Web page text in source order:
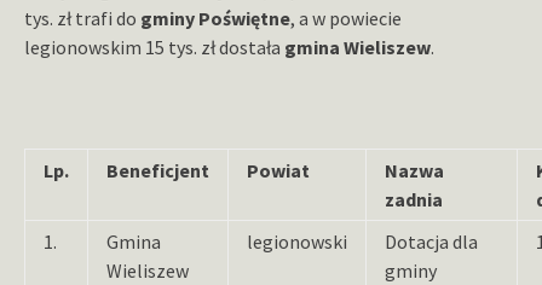
tys. zł trafi do gminy Poświętne, a w powiecie
legionowskim 15 tys. zł dostała gmina Wieliszew.
Lp. Beneficjent Powiat
Nazwa
zadnia
1.
Gmina
Wieliszew
legionowski
Dotacja dla
gminy